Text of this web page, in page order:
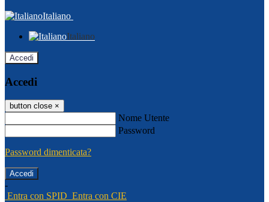
Italiano
Italiano
Accedi
Accedi
button close ×
Nome Utente
Password
Password dimenticata?
-
Entra con SPID Entra con CIE